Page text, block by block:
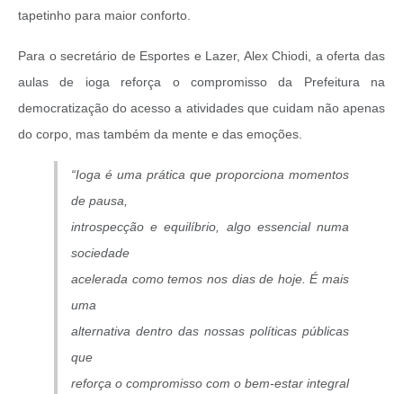
tapetinho para maior conforto.
Para o secretário de Esportes e Lazer, Alex Chiodi, a oferta das
aulas de ioga reforça o compromisso da Prefeitura na
democratização do acesso a atividades que cuidam não apenas
do corpo, mas também da mente e das emoções.
“Ioga é uma prática que proporciona momentos
de pausa,
introspecção e equilíbrio, algo essencial numa
sociedade
acelerada como temos nos dias de hoje. É mais
uma
alternativa dentro das nossas políticas públicas
que
reforça o compromisso com o bem-estar integral